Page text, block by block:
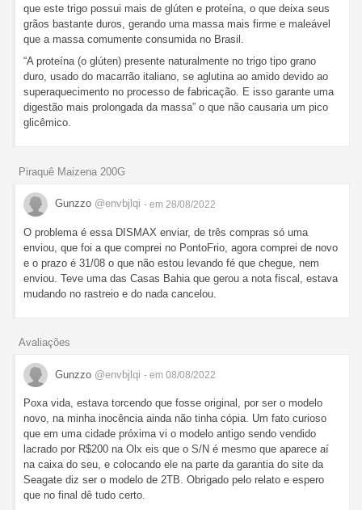
que este trigo possui mais de glúten e proteína, o que deixa seus
grãos bastante duros, gerando uma massa mais firme e maleável
que a massa comumente consumida no Brasil.
“A proteína (o glúten) presente naturalmente no trigo tipo grano
duro, usado do macarrão italiano, se aglutina ao amido devido ao
superaquecimento no processo de fabricação. E isso garante uma
digestão mais prolongada da massa” o que não causaria um pico
glicêmico.
Piraquê Maizena 200G
Gunzzo @envbjlqi - em 28/08/2022
O problema é essa DISMAX enviar, de três compras só uma
enviou, que foi a que comprei no PontoFrio, agora comprei de novo
e o prazo é 31/08 o que não estou levando fé que chegue, nem
enviou. Teve uma das Casas Bahia que gerou a nota fiscal, estava
mudando no rastreio e do nada cancelou.
Avaliações
Gunzzo @envbjlqi - em 08/08/2022
Poxa vida, estava torcendo que fosse original, por ser o modelo
novo, na minha inocência ainda não tinha cópia. Um fato curioso
que em uma cidade próxima vi o modelo antigo sendo vendido
lacrado por R$200 na Olx eis que o S/N é mesmo que aparece aí
na caixa do seu, e colocando ele na parte da garantia do site da
Seagate diz ser o modelo de 2TB. Obrigado pelo relato e espero
que no final dê tudo certo.